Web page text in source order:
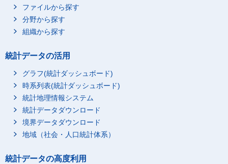
ファイルから探す
分野から探す
組織から探す
統計データの活用
グラフ(統計ダッシュボード)
時系列表(統計ダッシュボード)
統計地理情報システム
統計データダウンロード
境界データダウンロード
地域（社会・人口統計体系）
統計データの高度利用